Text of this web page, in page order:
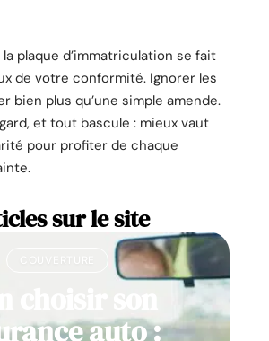
plaque d’immatriculation se fait
de votre conformité. Ignorer les
bien plus qu’une simple amende.
et tout bascule : mieux vaut
pour profiter de chaque
sur le site
choisir son
auto :